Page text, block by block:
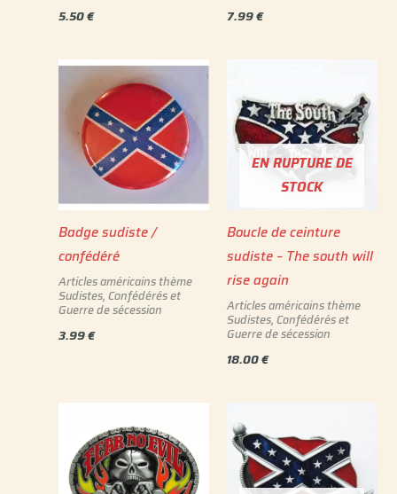
5.50€ 7.99€
Badge sudiste /
confédéré
Articles américains thème
Sudistes, Confédérés et
Guerre de sécession
3.99€
EN RUPTURE DE
STOCK
Boucle de ceinture
sudiste – The south will
rise again
Articles américains thème
Sudistes, Confédérés et
Guerre de sécession
18.00€